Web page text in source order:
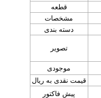
قطعه
مشخصات
دسته بندی
تصویر
موجودی
قیمت نقدی به ریال
پیش فاکتور